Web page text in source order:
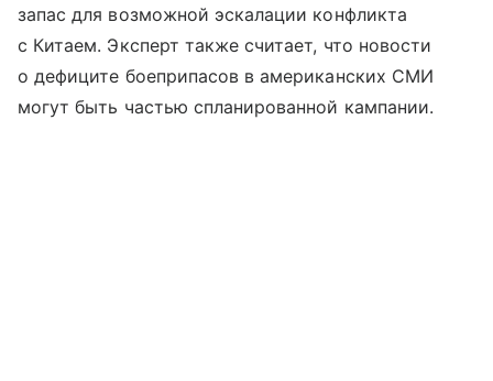
запас для возможной эскалации конфликта
с Китаем. Эксперт также считает, что новости
о дефиците боеприпасов в американских СМИ
могут быть частью спланированной кампании.